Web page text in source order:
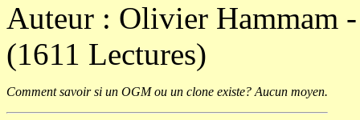
Auteur : Olivier Hammam
(1611 Lectures)
Comment savoir si un OGM ou un clone existe? Aucun moyen.